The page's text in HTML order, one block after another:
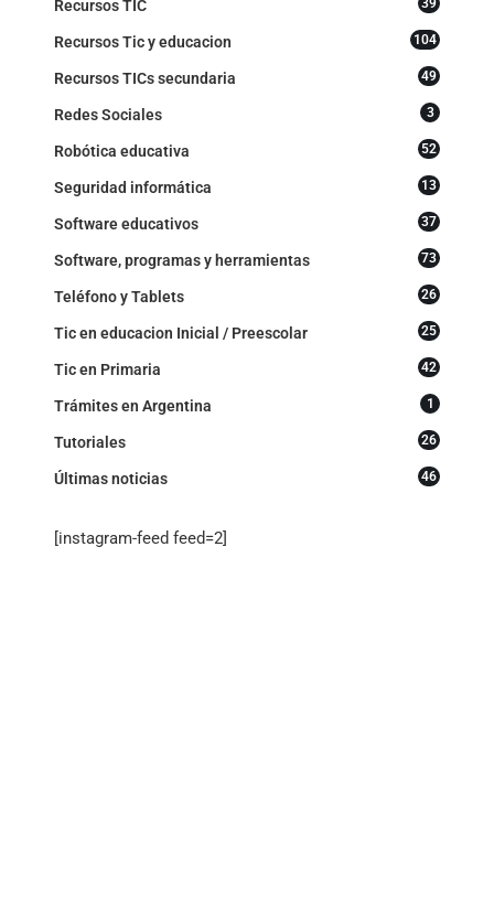
Recursos TIC
Recursos Tic y educacion 104
Recursos TICs secundaria 49
Redes Sociales 3
Robótica educativa 52
Seguridad informática 13
Software educativos 37
Software, programas y herramientas 73
Teléfono y Tablets 26
Tic en educacion Inicial / Preescolar 25
Tic en Primaria 42
Trámites en Argentina 1
Tutoriales 26
Últimas noticias 46
[instagram-feed feed=2]